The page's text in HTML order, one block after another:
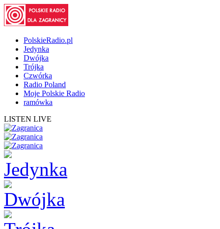
PolskieRadio.pl
Jedynka
Dwójka
Trójka
Czwórka
Radio Poland
Moje Polskie Radio
ramówka
LISTEN LIVE